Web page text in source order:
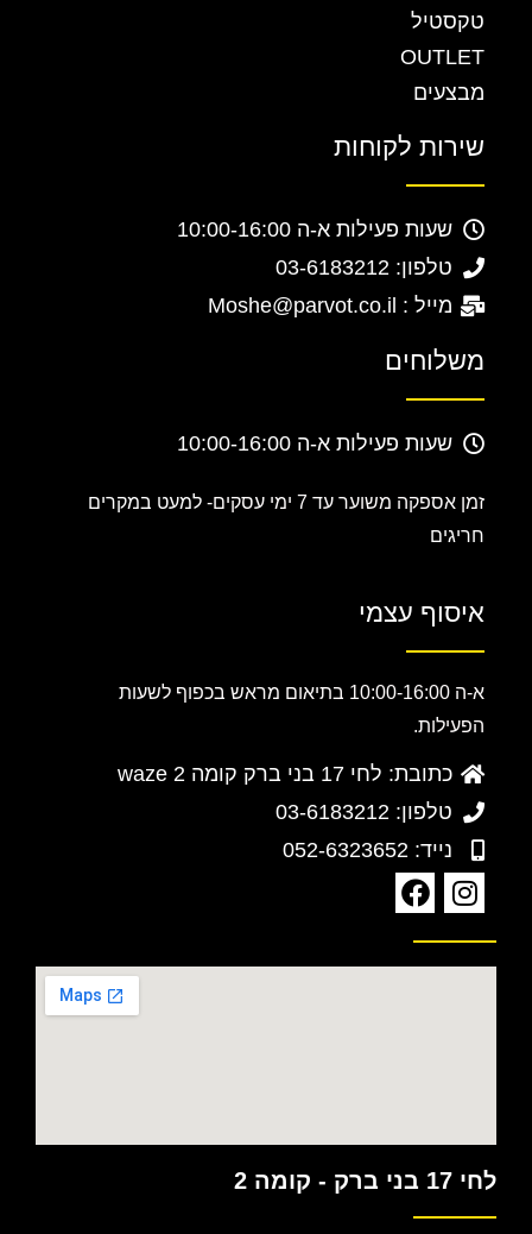
טקסטיל
OUTLET
מבצעים
שירות לקוחות
שעות פעילות א-ה 10:00-16:00
טלפון: 03-6183212
מייל : Moshe@parvot.co.il
משלוחים
שעות פעילות א-ה 10:00-16:00
זמן אספקה משוער עד 7 ימי עסקים-
למעט במקרים
חריגים
איסוף עצמי
א-ה 10:00-16:00 בתיאום מראש בכפוף לשעות
הפעילות.
כתובת: לחי 17 בני ברק קומה 2 waze
טלפון: 03-6183212
נייד: 052-6323652
לחי 17 בני ברק - קומה 2